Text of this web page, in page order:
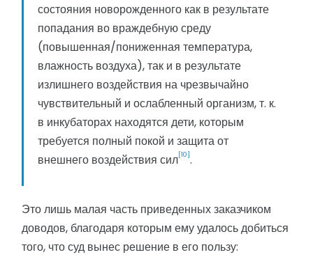
состояния новорожденного как в результате
попадания во враждебную среду
(повышенная/пониженная температура,
влажность воздуха), так и в результате
излишнего воздействия на чрезвычайно
чувствительный и ослабленный организм, т. к.
в инкубаторах находятся дети, которым
требуется полный покой и защита от
внешнего воздействия сил[10].
Это лишь малая часть приведенных заказчиком
доводов, благодаря которым ему удалось добиться
того, что суд вынес решение в его пользу: